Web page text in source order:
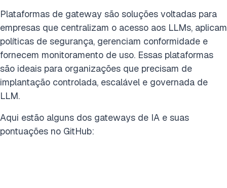
Plataformas de gateway são soluções voltadas para
empresas que centralizam o acesso aos LLMs, aplicam
políticas de segurança, gerenciam conformidade e
fornecem monitoramento de uso. Essas plataformas
são ideais para organizações que precisam de
implantação controlada, escalável e governada de
LLM.
Aqui estão alguns dos gateways de IA e suas
pontuações no GitHub: